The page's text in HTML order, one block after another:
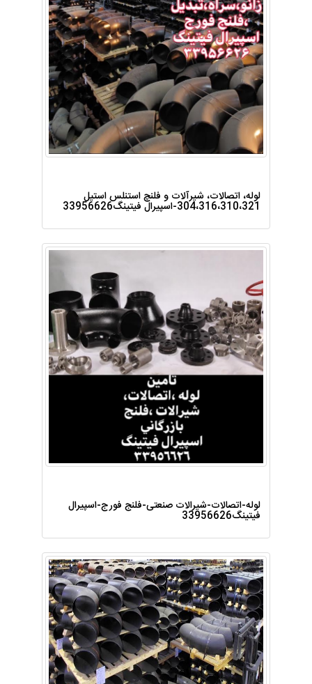
لوله، اتصالات، شیرآلات و فلنچ استنلس استیل
304،316،310،321-اسپیرال فیتینگ33956626
لوله-اتصالات-شیرالات صنعتی-فلنج فورج-اسپیرال
فیتینگ33956626